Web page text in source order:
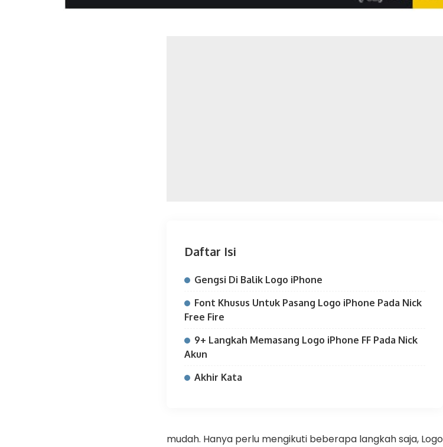
Daftar Isi
Gengsi Di Balik Logo iPhone
Font Khusus Untuk Pasang Logo iPhone Pada Nick
Free Fire
9+ Langkah Memasang Logo iPhone FF Pada Nick
Akun
Akhir Kata
mudah. Hanya perlu mengikuti beberapa langkah saja, Logo